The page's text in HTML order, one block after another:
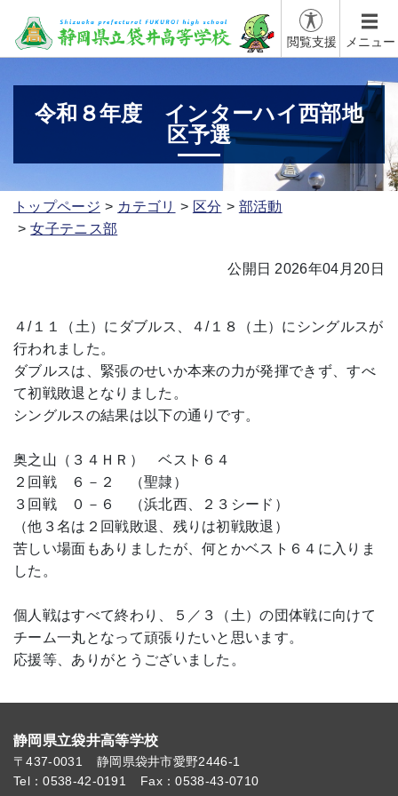
閲覧支援 メニュー
令和８年度 インターハイ西部地
区予選
トップページ カテゴリ 区分
部活動
女子テニス部
公開日 2026年04月20日
４/１１（土）にダブルス、４/１８（土）にシングルスが
行われました。
ダブルスは、緊張のせいか本来の力が発揮できず、すべ
て初戦敗退となりました。
シングルスの結果は以下の通りです。
奥之山（３４ＨＲ） ベスト６４
２回戦 ６－２ （聖隷）
３回戦 ０－６ （浜北西、２３シード）
（他３名は２回戦敗退、残りは初戦敗退）
苦しい場面もありましたが、何とかベスト６４に入りま
した。
個人戦はすべて終わり、５／３（土）の団体戦に向けて
チーム一丸となって頑張りたいと思います。
応援等、ありがとうございました。
静岡県立袋井高等学校
〒437-0031
静岡県袋井市愛野2446-1
Tel：0538-42-0191
Fax：0538-43-0710